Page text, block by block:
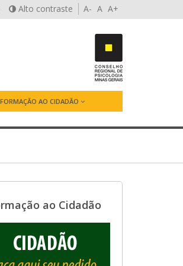
Alto contraste A- A A+
AO CIDADÃO
ao Cidadão